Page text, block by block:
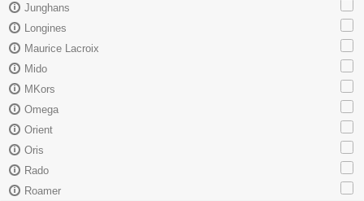
Junghans
Longines
Maurice Lacroix
Mido
MKors
Omega
Orient
Oris
Rado
Roamer